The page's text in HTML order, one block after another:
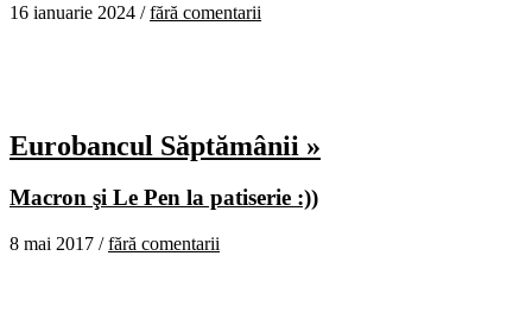
16 ianuarie 2024 /fără comentarii
Eurobancul Săptămânii »
Macron şi Le Pen la patiserie :))
8 mai 2017 /fără comentarii